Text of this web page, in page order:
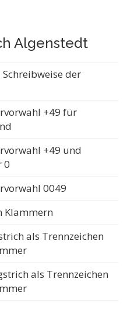
Algenstedt
Schreibweise der
+49 für
+49 und
0
0049
Klammern
als Trennzeichen
als Trennzeichen